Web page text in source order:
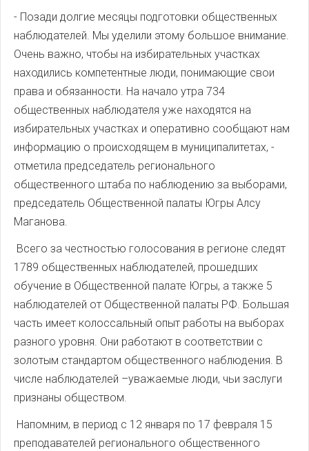
- Позади долгие месяцы подготовки общественных
наблюдателей. Мы уделили этому большое внимание.
Очень важно, чтобы на избирательных участках
находились компетентные люди, понимающие свои
права и обязанности. На начало утра 734
общественных наблюдателя уже находятся на
избирательных участках и оперативно сообщают нам
информацию о происходящем в муниципалитетах, -
отметила председатель регионального
общественного штаба по наблюдению за выборами,
председатель Общественной палаты Югры Алсу
Маганова.
Всего за честностью голосования в регионе следят
1789 общественных наблюдателей, прошедших
обучение в Общественной палате Югры, а также 5
наблюдателей от Общественной палаты РФ. Большая
часть имеет колоссальный опыт работы на выборах
разного уровня. Они работают в соответствии с
золотым стандартом общественного наблюдения. В
числе наблюдателей –уважаемые люди, чьи заслуги
признаны обществом.
Напомним, в период с 12 января по 17 февраля 15
преподавателей регионального общественного